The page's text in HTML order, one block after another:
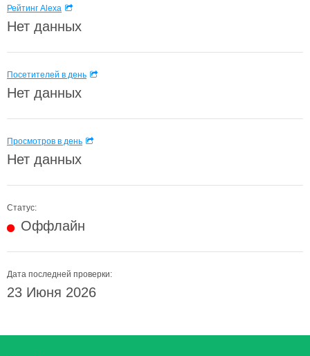
Рейтинг Alexa
Нет данных
Посетителей в день
Нет данных
Просмотров в день
Нет данных
Статус:
Оффлайн
Дата последней проверки:
23 Июня 2026